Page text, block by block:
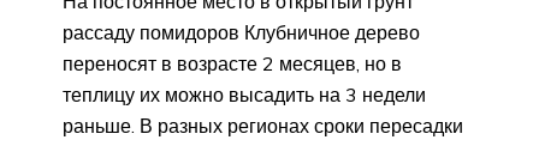
рассаду помидоров Клубничное дерево
переносят в возрасте 2 месяцев, но в
теплицу их можно высадить на 3 недели
раньше. В разных регионах сроки пересадки